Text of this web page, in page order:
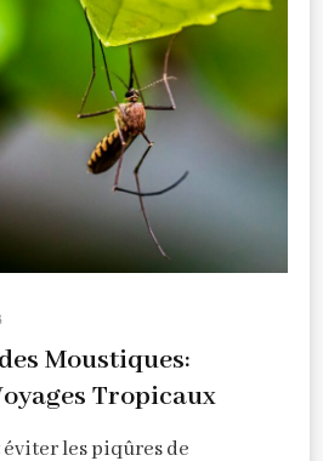
Moustiques:
Tropicaux
les piqûres de